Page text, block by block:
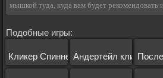
мышкой туда, куда вам будет рекомендовать
Подобные игры:
Кликер СпиннераАндертейл кликер 4.0